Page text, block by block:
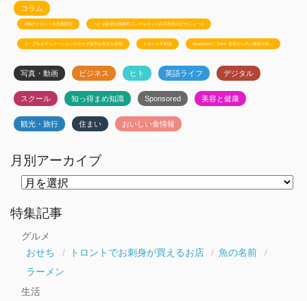
コラム
JSSのトロント生活相談室 カナダ政府公認移民コンサルタント白石有紀のビザニュース
メープルエデュケーションのカナダ留学お役立ち情報 トロント不動産 Ayudanteの「GA4: 基本から学ぶ最新分析」
写真・動画 ビジネス ヒト 英語ライフ デジタル
スクール 知っ得まめ知識 Sponsored 美容と健康
観光・旅行 住まい おいしい食情報
月別アーカイブ
ー
カ
特集記事
グルメ
おせち
トロントでお刺身が買えるお店
魚の名前
ラーメン
生活